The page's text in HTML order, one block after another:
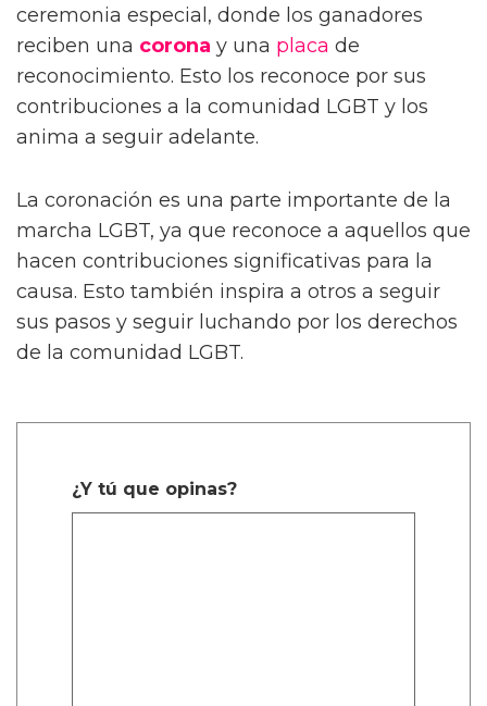
ceremonia especial, donde los ganadores
reciben una corona y una placa de
reconocimiento. Esto los reconoce por sus
contribuciones a la comunidad LGBT y los
anima a seguir adelante.
La coronación es una parte importante de la
marcha LGBT, ya que reconoce a aquellos que
hacen contribuciones significativas para la
causa. Esto también inspira a otros a seguir
sus pasos y seguir luchando por los derechos
de la comunidad LGBT.
¿Y tú que opinas?